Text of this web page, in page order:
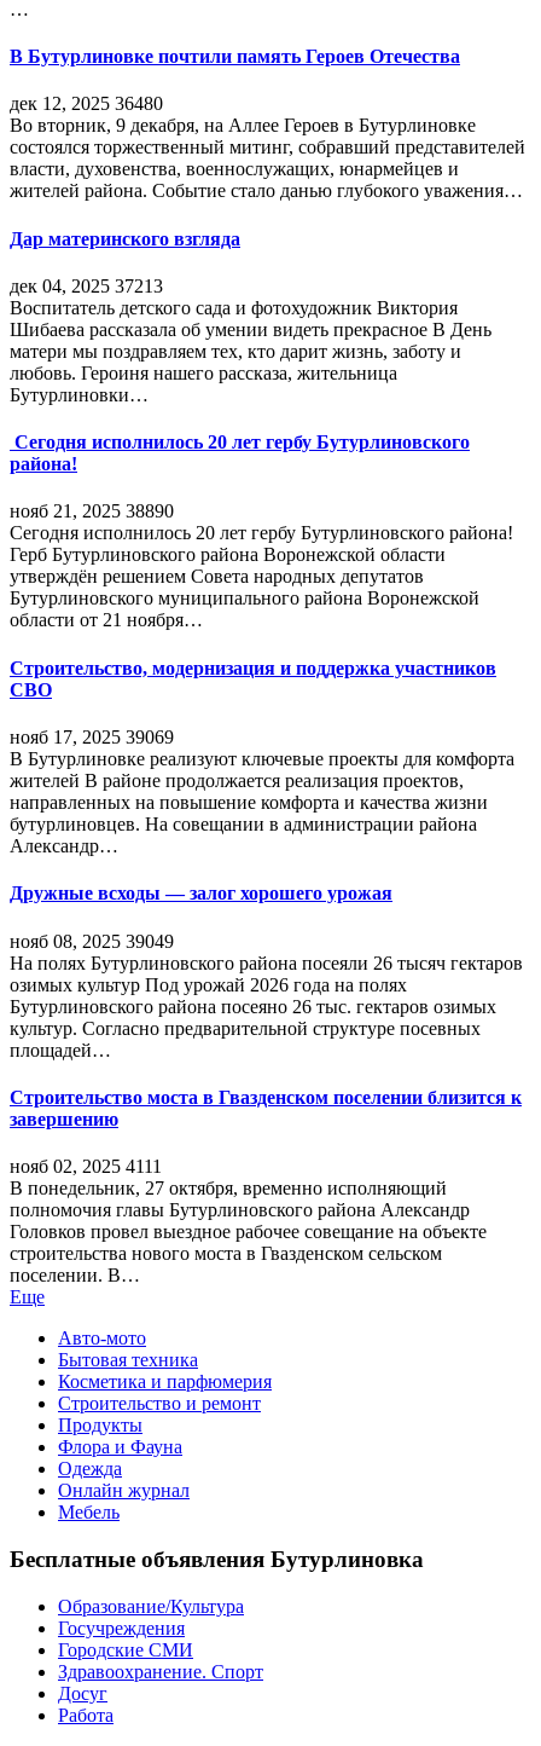
…
В Бутурлиновке почтили память Героев Отечества
дек 12, 2025 36480
Во вторник, 9 декабря, на Аллее Героев в Бутурлиновке
состоялся торжественный митинг, собравший представителей
власти, духовенства, военнослужащих, юнармейцев и
жителей района. Событие стало данью глубокого уважения…
Дар материнского взгляда
дек 04, 2025 37213
Воспитатель детского сада и фотохудожник Виктория
Шибаева рассказала об умении видеть прекрасное В День
матери мы поздравляем тех, кто дарит жизнь, заботу и
любовь. Героиня нашего рассказа, жительница
Бутурлиновки…
Сегодня исполнилось 20 лет гербу Бутурлиновского
района!
нояб 21, 2025 38890
Сегодня исполнилось 20 лет гербу Бутурлиновского района!
Герб Бутурлиновского района Воронежской области
утверждён решением Совета народных депутатов
Бутурлиновского муниципального района Воронежской
области от 21 ноября…
Строительство, модернизация и поддержка участников
СВО
нояб 17, 2025 39069
В Бутурлиновке реализуют ключевые проекты для комфорта
жителей В районе продолжается реализация проектов,
направленных на повышение комфорта и качества жизни
бутурлиновцев. На совещании в администрации района
Александр…
Дружные всходы — залог хорошего урожая
нояб 08, 2025 39049
На полях Бутурлиновского района посеяли 26 тысяч гектаров
озимых культур Под урожай 2026 года на полях
Бутурлиновского района посеяно 26 тыс. гектаров озимых
культур. Согласно предварительной структуре посевных
площадей…
Строительство моста в Гвазденском поселении близится к
завершению
нояб 02, 2025 4111
В понедельник, 27 октября, временно исполняющий
полномочия главы Бутурлиновского района Александр
Головков провел выездное рабочее совещание на объекте
строительства нового моста в Гвазденском сельском
поселении. В…
Еще
Авто-мото
Бытовая техника
Косметика и парфюмерия
Строительство и ремонт
Продукты
Флора и Фауна
Одежда
Онлайн журнал
Мебель
Бесплатные объявления Бутурлиновка
Образование/Культура
Госучреждения
Городские СМИ
Здравоохранение. Спорт
Досуг
Работа